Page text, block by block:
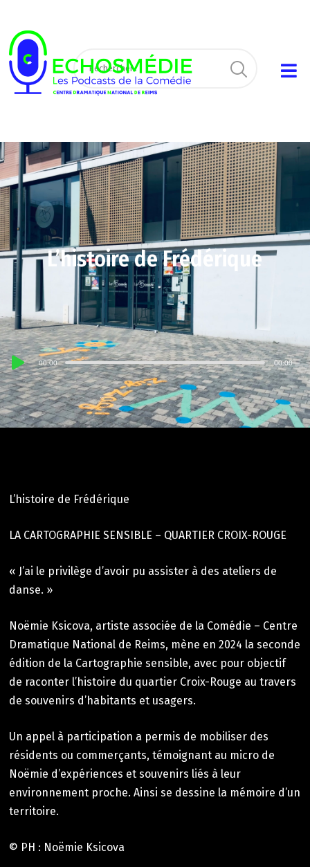
L’histoire de Frédérique
Lecteur
audio
00:00 00:00
L’histoire de Frédérique
LA CARTOGRAPHIE SENSIBLE – QUARTIER CROIX-ROUGE
« J’ai le privilège d’avoir pu assister à des ateliers de
danse. »
Noëmie Ksicova, artiste associée de la Comédie – Centre
Dramatique National de Reims, mène en 2024 la seconde
édition de la Cartographie sensible, avec pour objectif
de raconter l’histoire du quartier Croix-Rouge au travers
de souvenirs d’habitants et usagers.
Un appel à participation a permis de mobiliser des
résidents ou commerçants, témoignant au micro de
Noëmie d’expériences et souvenirs liés à leur
environnement proche. Ainsi se dessine la mémoire d’un
territoire.
© PH : Noëmie Ksicova